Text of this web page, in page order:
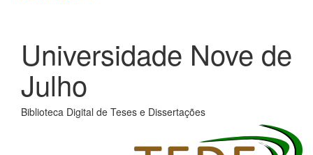
Universidade Nove de
Julho
Biblioteca Digital de Teses e Dissertações